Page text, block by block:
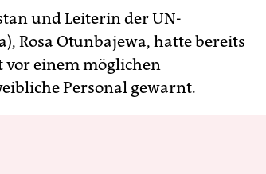
und Leiterin der UN-
Rosa Otunbajewa, hatte bereits
vor einem möglichen
Personal gewarnt.